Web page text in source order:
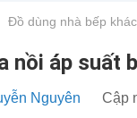
Đồ dùng nhà bếp khác
nồi áp suất
Nguyên Cập